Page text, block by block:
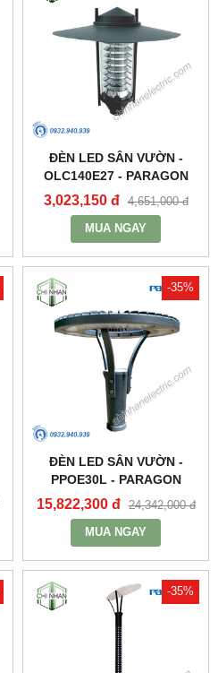
ĐÈN LED SÂN VƯỜN -
OLC140E27 - PARAGON
3,023,150 đ 4,651,000 đ
MUA NGAY
-35%
ĐÈN LED SÂN VƯỜN -
PPOE30L - PARAGON
15,822,300 đ 24,342,000 đ
MUA NGAY
-35%